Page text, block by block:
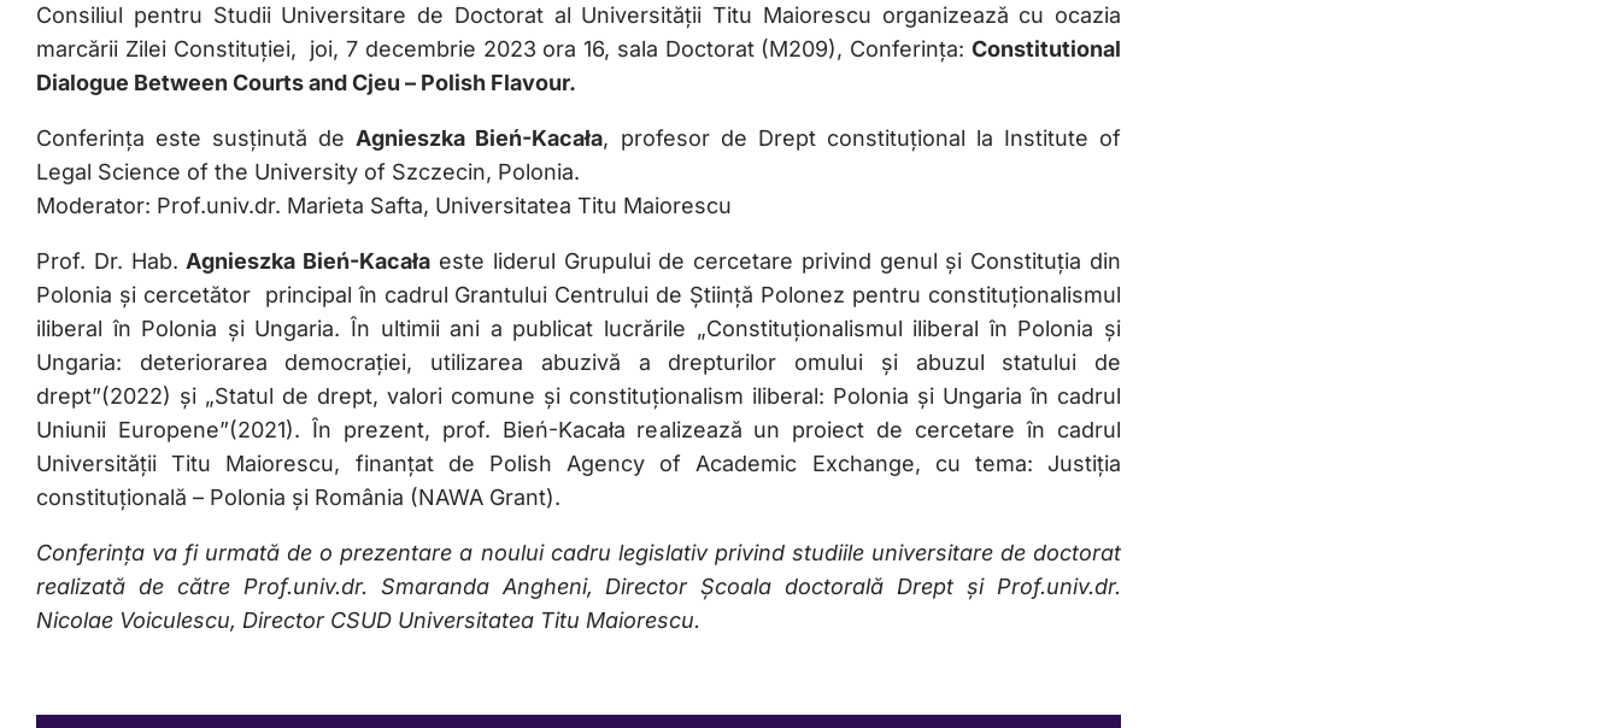
Consiliul pentru Studii Universitare de Doctorat al Universității Titu Maiorescu organizează cu ocazia
marcării Zilei Constituției, joi, 7 decembrie 2023 ora 16, sala Doctorat (M209), Conferința: Constitutional
Dialogue Between Courts and Cjeu – Polish Flavour.
Conferința este susținută deAgnieszka Bień-Kacała, profesor de Drept constituțional la Institute of
Legal Science of the University of Szczecin, Polonia.
Moderator: Prof.univ.dr. Marieta Safta, Universitatea Titu Maiorescu
Prof. Dr. Hab.Agnieszka Bień-Kacała este liderul Grupului de cercetare privind genul și Constituția din
Polonia și cercetător principal în cadrul Grantului Centrului de Știință Polonez pentru constituționalismul
iliberal în Polonia și Ungaria. În ultimii ani a publicat lucrările „Constituționalismul iliberal în Polonia și
Ungaria: deteriorarea democrației, utilizarea abuzivă a drepturilor omului și abuzul statului de
drept”(2022) și „Statul de drept, valori comune și constituționalism iliberal: Polonia și Ungaria în cadrul
Uniunii Europene”(2021). În prezent, prof. Bień-Kacała realizează un proiect de cercetare în cadrul
Universității Titu Maiorescu, finanțat de Polish Agency of Academic Exchange, cu tema: Justiția
constituțională – Polonia și România (NAWA Grant).
Conferința va fi urmată de o prezentare a noului cadru legislativ privind studiile universitare de doctorat
realizată de către Prof.univ.dr. Smaranda Angheni, Director Școala doctorală Drept și Prof.univ.dr.
Nicolae Voiculescu, Director CSUD Universitatea Titu Maiorescu.